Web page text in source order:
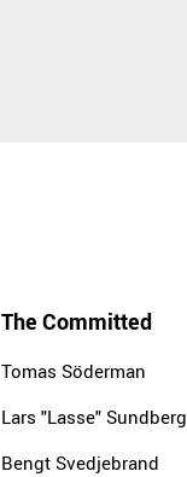
The Committed
Tomas Söderman
Lars "Lasse" Sundberg
Bengt Svedjebrand